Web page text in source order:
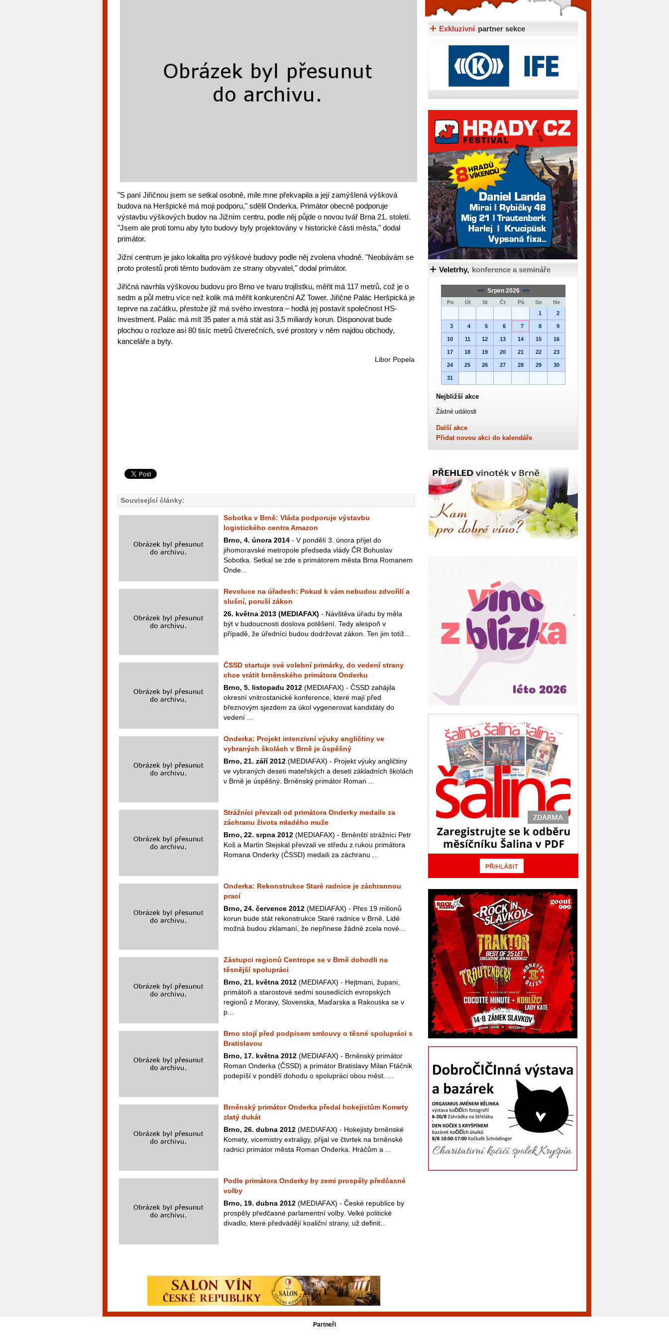
"S paní Jiřičnou jsem se setkal osobně, mile mne překvapila a její zamýšlená výšková
budova na Heršpické má moji podporu," sdělil Onderka. Primátor obecně podporuje
výstavbu výškových budov na Jižním centru, podle něj půjde o novou tvář Brna 21. století.
"Jsem ale proti tomu aby tyto budovy byly projektovány v historické části města," dodal
primátor.
Jižní centrum je jako lokalita pro výškové budovy podle něj zvolena vhodně. "Neobávám se
proto protestů proti těmto budovám ze strany obyvatel," dodal primátor.
Jiřičná navrhla výškovou budovu pro Brno ve tvaru trojlístku, měřit má 117 metrů, což je o
sedm a půl metru více než kolik má měřit konkurenční AZ Tower. Jiřičné Palác Heršpická je
teprve na začátku, přestože již má svého investora – hodlá jej postavit společnost HS-
Investment. Palác má mít 35 pater a má stát asi 3,5 miliardy korun. Disponovat bude
plochou o rozloze asi 80 tisíc metrů čtverečních, své prostory v něm najdou obchody,
kanceláře a byty.
Libor Popela
Související články:
Sobotka v Brně: Vláda podporuje výstavbu
logistického centra Amazon
Brno, 4. února 2014 - V pondělí 3. února přijel do
jihomoravské metropole předseda vlády ČR Bohuslav
Sobotka. Setkal se zde s primátorem města Brna Romanem
Onde...
Revoluce na úřadech: Pokud k vám nebudou zdvořilí a
slušní, poruší zákon
26. května 2013 (MEDIAFAX) - Návštěva úřadu by měla
být v budoucnosti doslova potěšení. Tedy alespoň v
případě, že úředníci budou dodržovat zákon. Ten jim totiž...
ČSSD startuje své volební primárky, do vedení strany
chce vrátit brněnského primátora Onderku
Brno, 5. listopadu 2012 (MEDIAFAX) - ČSSD zahájila
okresní vnitrostanické konference, které mají před
březnovým sjezdem za úkol vygenerovat kandidáty do
vedení ...
Onderka: Projekt intenzivní výuky angličtiny ve
vybraných školách v Brně je úspěšný
Brno, 21. září 2012 (MEDIAFAX) - Projekt výuky angličtiny
ve vybraných deseti mateřských a deseti základních školách
v Brně je úspěšný. Brněnský primátor Roman ...
Strážníci převzali od primátora Onderky medaile za
záchranu života mladého muže
Brno, 22. srpna 2012 (MEDIAFAX) - Brněnští strážníci Petr
Koš a Martin Stejskal převzali ve středu z rukou primátora
Romana Onderky (ČSSD) medaili za záchranu ...
Onderka: Rekonstrukce Staré radnice je záchrannou
prací
Brno, 24. července 2012 (MEDIAFAX) - Přes 19 milionů
korun bude stát rekonstrukce Staré radnice v Brně. Lidé
možná budou zklamaní, že nepřinese žádné zcela nové...
Zástupci regionů Centrope se v Brně dohodli na
těsnější spolupráci
Brno, 21. května 2012 (MEDIAFAX) - Hejtmani, župani,
primátoři a starostové sedmi sousedících evropských
regionů z Moravy, Slovenska, Maďarska a Rakouska se v
p...
Brno stojí před podpisem smlouvy o těsné spolupráci s
Bratislavou
Brno, 17. května 2012 (MEDIAFAX) - Brněnský primátor
Roman Onderka (ČSSD) a primátor Bratislavy Milan Ftáčnik
podepíší v pondělí dohodu o spolupráci obou měst. ...
Brněnský primátor Onderka předal hokejistům Komety
zlatý dukát
Brno, 26. dubna 2012 (MEDIAFAX) - Hokejisty brněnské
Komety, vicemistry extraligy, přijal ve čtvrtek na brněnské
radnici primátor města Roman Onderka. Hráčům a ...
Podle primátora Onderky by zemi prospěly předčasné
volby
Brno, 19. dubna 2012 (MEDIAFAX) - České republice by
prospěly předčasné parlamentní volby. Velké politické
divadlo, které předvádějí koaliční strany, už definit...
Exkluzivní partner sekce
Veletrhy, konference a semináře
<< Srpen 2026 >>
Po Út St Čt Pá So
Ne
1
2
3 4 5 6 7 8 9
10 11 12 13 14 15 16
17 18 19 20 21 22 23
24 25 26 27 28 29 30
31
Nejbližší akce
Žádné události
Další akce
Přidat novou akci do kalendáře
Partneři